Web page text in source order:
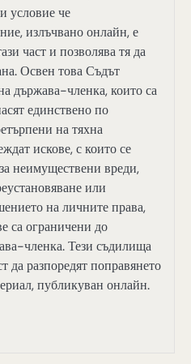
условие че
излъчвано онлайн, е
част и позволява тя да
Освен това Съдът
държава-членка, които са
единствено по
на тяхна
искове, с които се
неимуществени вреди,
или
на личните права,
са ограничени до
членка. Тези съдилища
да разпоредят поправянето
публикуван онлайн.